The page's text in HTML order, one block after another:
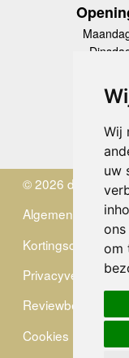
Wij
uw
om
© 2026 de Zwerver
Algemene
Kortingscode
Privacyverklaring
Reviewbeleid
Cookies